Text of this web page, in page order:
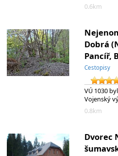
0.6km
Dobrá
Pancíř,
Cestopisy
VÚ 1030
Vojenský
0.8km
Dvorec